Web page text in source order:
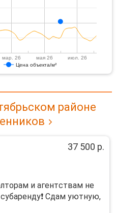
Цена объекта/м²
мар. 26 мая 26 июл. 26
районе
37 500 р.
и агентcтвам нe
Cдам уютную,